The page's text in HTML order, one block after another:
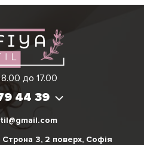
до 17.00
44 39
44 39
Строна 3, 2 поверх, Софія